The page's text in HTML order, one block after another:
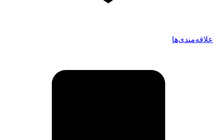
علاقه‌مندی‌ها